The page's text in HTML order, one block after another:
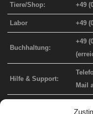
Tiere/Shop: +49
Labor +49
Buchhaltung:
+49
Hilfe & Support:
Mail